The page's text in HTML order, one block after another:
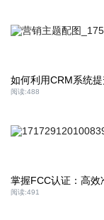
如何利用CRM系统
阅读:488
掌握FCC认证：高
阅读:491